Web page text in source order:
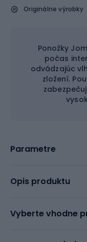
Originálne výrobky
Ponožky
počas
odvádzajúc
zložení.
Parametre
Opis produktu
Vyberte vhodne